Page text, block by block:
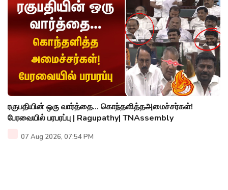
ரகுபதியின் ஒரு வார்த்தை... கொந்தளித்தஅமைச்சர்கள்!
பேரவையில் பரபரப்பு | Ragupathy| TNAssembly
07 Aug 2026, 07:54 PM